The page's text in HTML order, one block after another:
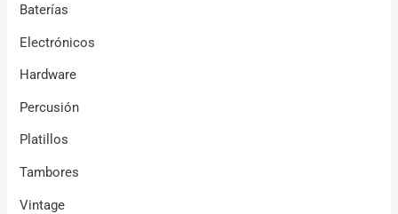
Baterías
Electrónicos
Hardware
Percusión
Platillos
Tambores
Vintage